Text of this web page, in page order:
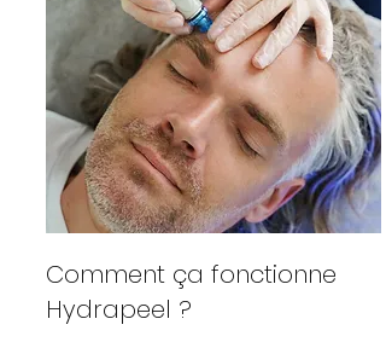
Comment ça fonctionne
Hydrapeel ?